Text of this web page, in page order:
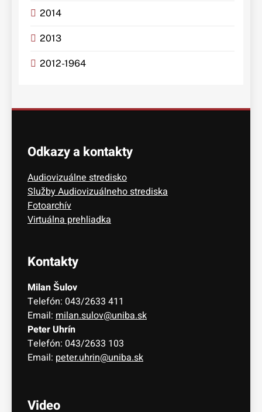
2014
2013
2012-1964
Odkazy a kontakty
Audiovizuálne stredisko
Služby Audiovizuálneho strediska
Fotoarchív
Virtuálna prehliadka
Kontakty
Milan Šulov
Telefón: 043/2633 411
Email: milan.sulov@uniba.sk
Peter Uhrín
Telefón: 043/2633 103
Email: peter.uhrin@uniba.sk
Video